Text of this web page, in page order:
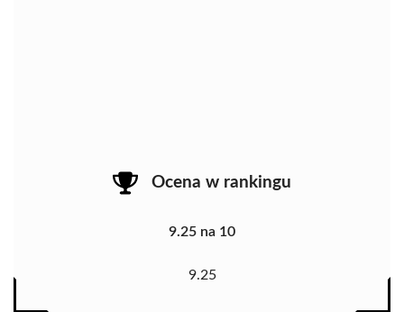
Ocena w rankingu
9.25 na 10
9.25